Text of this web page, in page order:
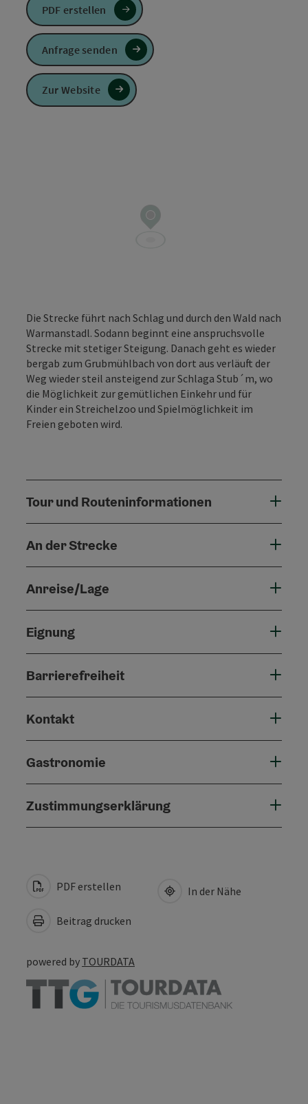
Die Strecke führt nach Schlag und durch den Wald nach
Warmanstadl. Sodann beginnt eine anspruchsvolle
Strecke mit stetiger Steigung. Danach geht es wieder
bergab zum Grubmühlbach von dort aus verläuft der
Weg wieder steil ansteigend zur Schlaga Stub´m, wo
die Möglichkeit zur gemütlichen Einkehr und für
Kinder ein Streichelzoo und Spielmöglichkeit im
Freien geboten wird.
Tour und Routeninformationen
An der Strecke
Anreise/Lage
Eignung
Barrierefreiheit
Kontakt
Gastronomie
Zustimmungserklärung
PDF erstellen
Anfrage senden
Zur Website
PDF erstellen
Beitrag drucken
In der Nähe
powered by TOURDATA